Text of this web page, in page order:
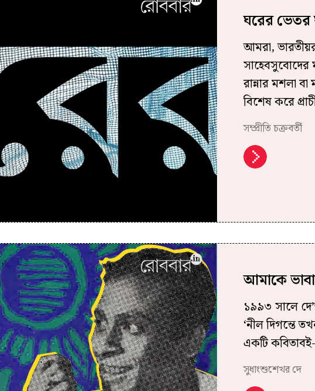
ঘরের ভেতর
আমরা,
সাহেবসুবোদের
রান্নার মশলা
বিশেষ করে
সম্প্রীতি চক্রবর্তী
আমাকে
১৯৯৩ সালে
‘নীল দিগন্তে
একটি
সুধাংশুশেখর দে